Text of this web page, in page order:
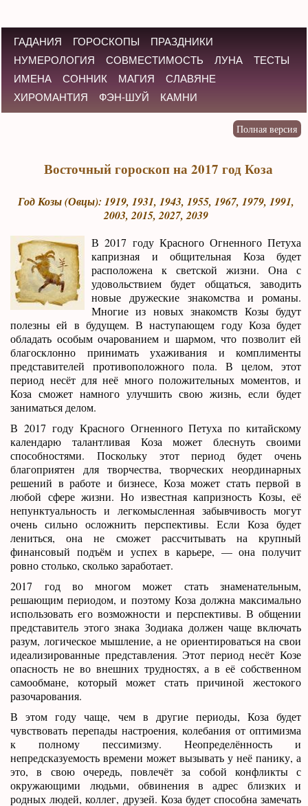
ГАДАНИЯ ГОРОСКОПЫ
ПРАЗДНИКИ
НУМЕРОЛОГИЯ
СОВМЕСТИМОСТЬ ЛУНА
ТЕСТЫ
ИМЕНА
СОННИК МАГИЯ
СЛАВЯНЕ
ХИРОМАНТИЯ
ФЭН-ШУЙ КАМНИ
Восточный гороскоп на 2017 год Коза
Год Козы (Овцы): 1919, 1931, 1943, 1955, 1967, 1979, 1991,
2003, 2015, 2027, 2039
В 2017 году Красного Огненного Петуха
капризная и общительная Коза будет
расположена к светской жизни. Она с
удовольствием будет общаться, заводить
новые дружеские знакомства и романы.
Многие из новых знакомств Козы будут
полезны ей в будущем. В наступающем году Коза будет
обладать особым очарованием и шармом, что позволит ей
благосклонно принимать ухаживания и комплименты
представителей противоположного пола. В целом, этот
период несёт для неё много положительных моментов, и
Коза сможет намного улучшить свою жизнь, если будет
заниматься делом.
В 2017 году Красного Огненного Петуха по китайскому
календарю талантливая Коза может блеснуть своими
способностями. Поскольку этот период будет очень
благоприятен для творчества, творческих неординарных
решений в работе и бизнесе, Коза может стать первой в
любой сфере жизни. Но известная капризность Козы, её
непунктуальность и легкомысленная забывчивость могут
очень сильно осложнить перспективы. Если Коза будет
лениться, она не сможет рассчитывать на крупный
финансовый подъём и успех в карьере, — она получит
ровно столько, сколько заработает.
2017 год во многом может стать знаменательным,
решающим периодом, и поэтому Коза должна максимально
использовать его возможности и перспективы. В общении
представитель этого знака Зодиака должен чаще включать
разум, логическое мышление, а не ориентироваться на свои
идеализированные представления. Этот период несёт Козе
опасность не во внешних трудностях, а в её собственном
самообмане, который может стать причиной жестокого
разочарования.
В этом году чаще, чем в другие периоды, Коза будет
чувствовать перепады настроения, колебания от оптимизма
к полному пессимизму. Неопределённость и
непредсказуемость времени может вызывать у неё панику, а
это, в свою очередь, повлечёт за собой конфликты с
окружающими людьми, обвинения в адрес близких и
родных людей, коллег, друзей. Коза будет способна замечать